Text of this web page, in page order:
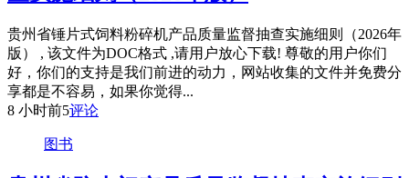
贵州省锤片式饲料粉碎机产品质量监督抽查实施细则（2026年
版） , 该文件为DOC格式 ,请用户放心下载! 尊敬的用户你们
好，你们的支持是我们前进的动力，网站收集的文件并免费分
享都是不容易，如果你觉得...
8 小时前5评论
图书